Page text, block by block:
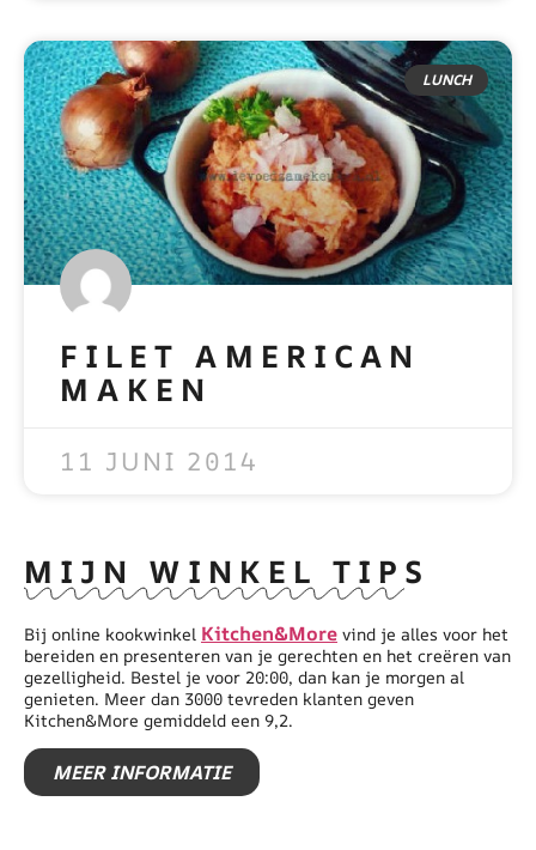
LUNCH
FILET AMERICAN
MAKEN
11 JUNI 2014
MIJN WINKEL TIPS
Bij online kookwinkel Kitchen&More vind je alles voor het
bereiden en presenteren van je gerechten en het creëren van
gezelligheid. Bestel je voor 20:00, dan kan je morgen al
genieten. Meer dan 3000 tevreden klanten geven
Kitchen&More gemiddeld een 9,2.
MEER INFORMATIE